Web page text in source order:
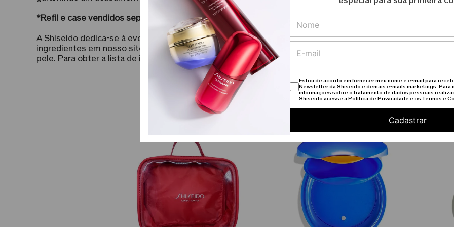
Estou de acordo em fornecer meu nome e e-mail para
Newsletter da Shiseido e demais e-mails marketings. Para
informações sobre o tratamento de dados pessoais
Shiseido acesse a Política de Privacidade e os Termos e
Cadastrar
*Refil e case vendidos separadamente.
A Shiseido dedica-se à evolução constante de suas fórmulas para garantir a máxima eficácia e
ingredientes em nosso site sempre atualizadas, nossas composições podem sofrer alterações visando
pele. Para obter a lista de ingredientes mais precisa e atualizada de cada produto, recomendamos
Produtos semelhantes